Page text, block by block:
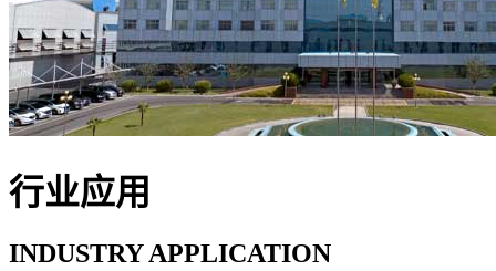
行业应用
INDUSTRY APPLICATION